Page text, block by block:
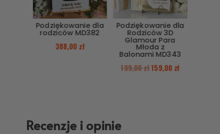
Podziękowanie dla
rodziców MD382
388,00zł
Podziękowanie dla
Rodziców 3D
Glamour Para
Młoda z
Balonami MD343
199,00zł159,00 zł
Recenzje i opinie